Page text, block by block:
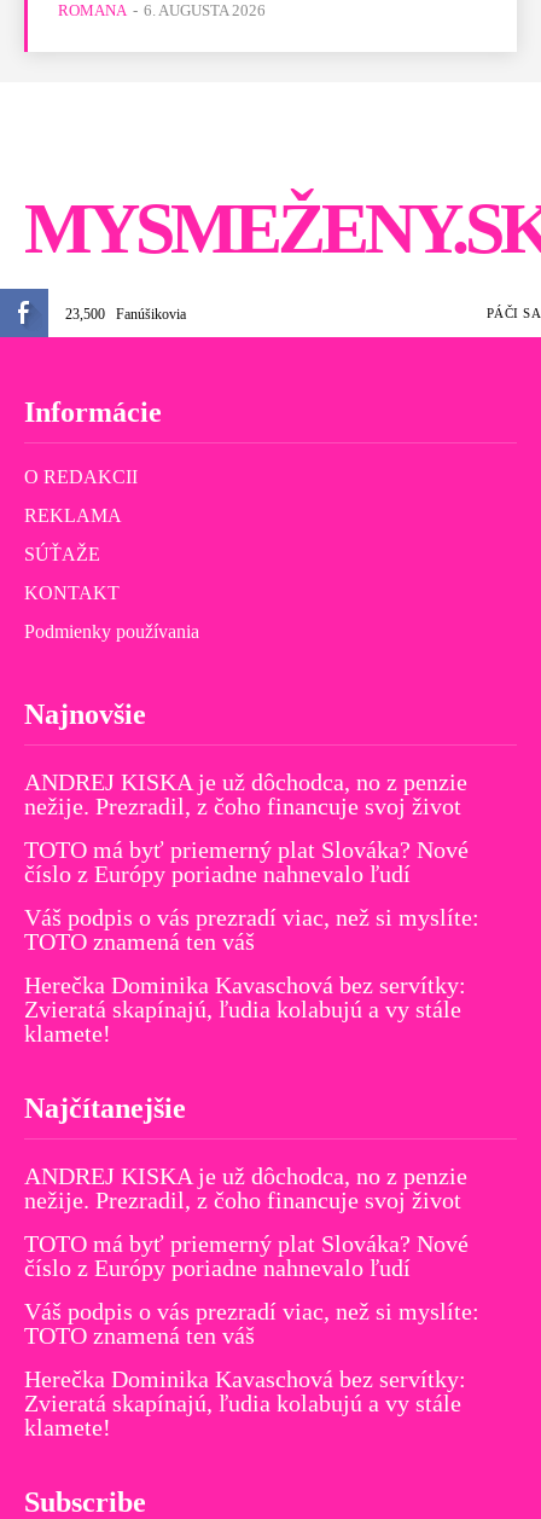
ROMANA - 6. AUGUSTA 2026
23,500 Fanúšikovia PÁČI SA
Informácie
O REDAKCII
REKLAMA
SÚŤAŽE
KONTAKT
Podmienky používania
Najnovšie
ANDREJ KISKA je už dôchodca, no z penzie
nežije. Prezradil, z čoho financuje svoj život
TOTO má byť priemerný plat Slováka? Nové
číslo z Európy poriadne nahnevalo ľudí
Váš podpis o vás prezradí viac, než si myslíte:
TOTO znamená ten váš
Herečka Dominika Kavaschová bez servítky:
Zvieratá skapínajú, ľudia kolabujú a vy stále
klamete!
Najčítanejšie
ANDREJ KISKA je už dôchodca, no z penzie
nežije. Prezradil, z čoho financuje svoj život
TOTO má byť priemerný plat Slováka? Nové
číslo z Európy poriadne nahnevalo ľudí
Váš podpis o vás prezradí viac, než si myslíte:
TOTO znamená ten váš
Herečka Dominika Kavaschová bez servítky:
Zvieratá skapínajú, ľudia kolabujú a vy stále
klamete!
Subscribe